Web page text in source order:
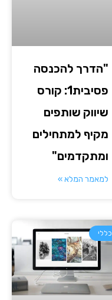
"הדרך להכנסה
פסיבית1: קורס
שיווק שותפים
מקיף למתחילים
ומתקדמים"
למאמר המלא »
כללי